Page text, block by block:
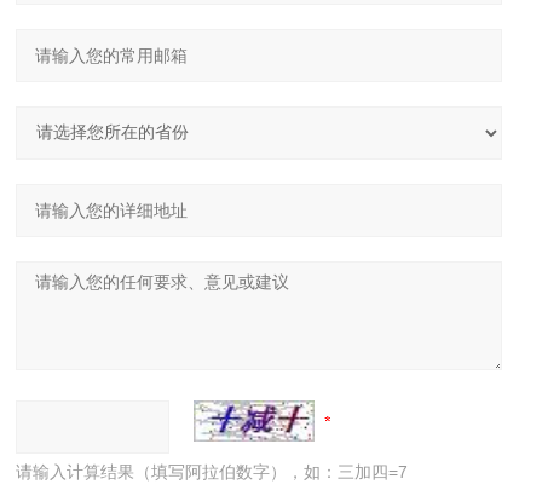
请输入计算结果（填写阿拉伯数字），如：三加四=7